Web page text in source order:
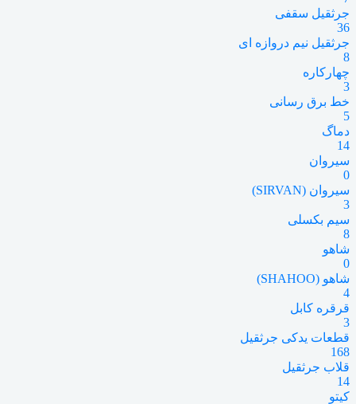
جرثقیل سقفی
36
جرثقیل نیم دروازه ای
8
چهارکاره
3
خط برق رسانی
5
دماگ
14
سیروان
0
سیروان (SIRVAN)
3
سیم بکسلی
8
شاهو
0
شاهو (SHAHOO)
4
قرقره کابل
3
قطعات یدکی جرثقیل
168
قلاب جرثقیل
14
کیتو